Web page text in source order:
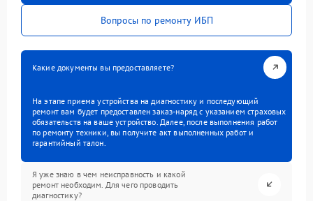
Вопросы по ремонту ИБП
Какие документы вы предоставляете?
На этапе приема устройства на диагностику и последующий
ремонт вам будет предоставлен заказ-наряд с указанием страховых
обязательств на ваше устройство. Далее, после выполнения работ
по ремонту техники, вы получите акт выполненных работ и
гарантийный талон.
Я уже знаю в чем неисправность и какой
ремонт необходим. Для чего проводить
диагностику?